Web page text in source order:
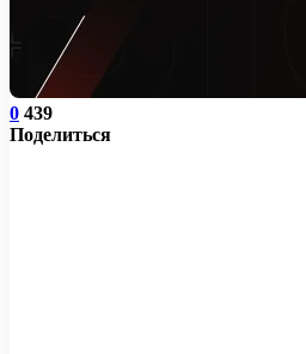
0 439
Поделиться